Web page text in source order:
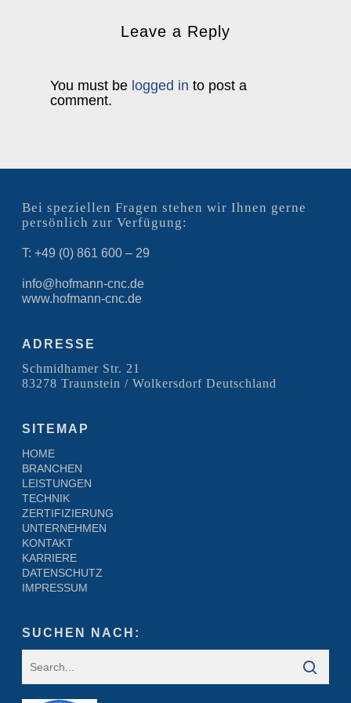
Leave a Reply
You must be logged in to post a
comment.
Bei speziellen Fragen stehen wir Ihnen gerne
persönlich zur Verfügung:
T: +49 (0) 861 600 – 29
info@hofmann-cnc.de
www.hofmann-cnc.de
ADRESSE
Schmidhamer Str. 21
83278 Traunstein / Wolkersdorf Deutschland
SITEMAP
HOME
BRANCHEN
LEISTUNGEN
TECHNIK
ZERTIFIZIERUNG
UNTERNEHMEN
KONTAKT
KARRIERE
DATENSCHUTZ
IMPRESSUM
SUCHEN NACH: